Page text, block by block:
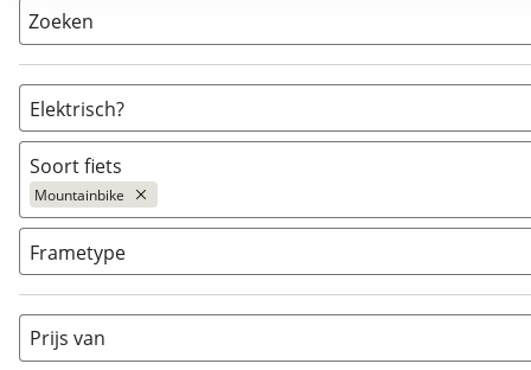
Zoeken
Elektrisch?
Niet elektrisch (14)
Ja, E-bike (3)
Ja, High-speed (0)
Soort fiets
Mountainbike
BMX / Freestyle fiets (0)
Cruiserfiets
Frametype
Dames (17)
Dames monotube
Heren (0)
Prijs van